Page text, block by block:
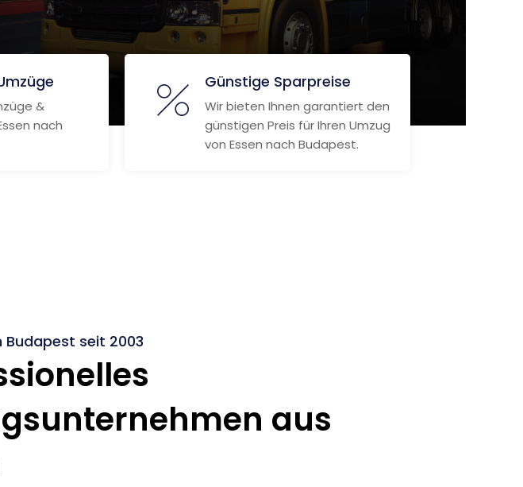
&
nach
Günstige Sparpreise
Wir bieten Ihnen garantiert den
günstigen Preis für Ihren Umzug
von Essen nach Budapest.
Budapest seit 2003
aus